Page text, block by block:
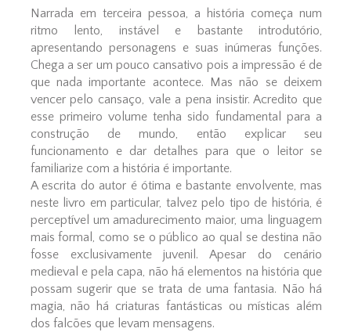
Narrada em terceira pessoa, a história começa num
ritmo lento, instável e bastante introdutório,
apresentando personagens e suas inúmeras funções.
Chega a ser um pouco cansativo pois a impressão é de
que nada importante acontece. Mas não se deixem
vencer pelo cansaço, vale a pena insistir. Acredito que
esse primeiro volume tenha sido fundamental para a
construção de mundo, então explicar seu
funcionamento e dar detalhes para que o leitor se
familiarize com a história é importante.
A escrita do autor é ótima e bastante envolvente, mas
neste livro em particular, talvez pelo tipo de história, é
perceptível um amadurecimento maior, uma linguagem
mais formal, como se o público ao qual se destina não
fosse exclusivamente juvenil. Apesar do cenário
medieval e pela capa, não há elementos na história que
possam sugerir que se trata de uma fantasia. Não há
magia, não há criaturas fantásticas ou místicas além
dos falcões que levam mensagens.